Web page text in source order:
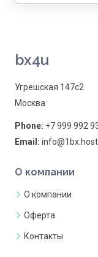
bx4u
Угрешская 147с2
Москва
Phone: +7 999 992
Email: info@1bx.host
О компании
О компании
Оферта
Контакты